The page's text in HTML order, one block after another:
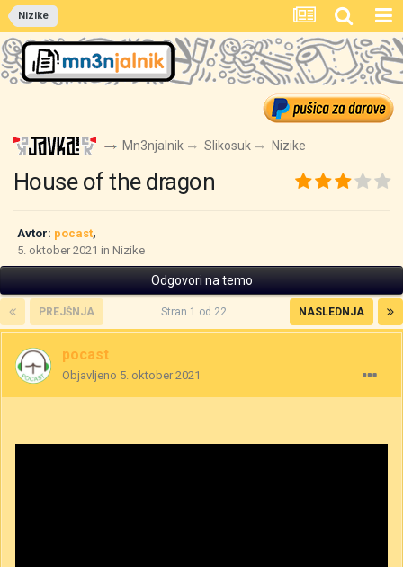
Nizike
Mn3njalnik Slikosuk Nizike
House of the dragon
Avtor: pocast,
5. oktober 2021 in Nizike
Odgovori na temo
PREJŠNJA NASLEDNJA
Stran 1 od 22
pocast
Objavljeno 5. oktober 2021